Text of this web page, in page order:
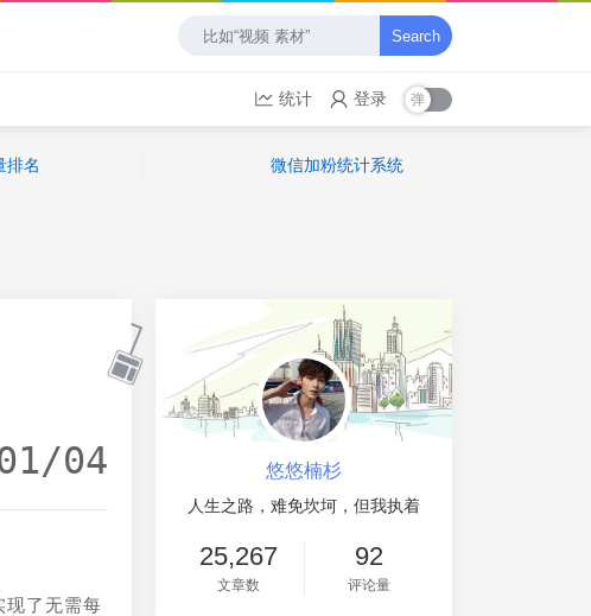
Search
统计 登录
排名 微信加粉统计系统
04
现了无需每
悠悠楠杉
人生之路，难免坎坷，但我执着
25,267
文章数
92
评论量